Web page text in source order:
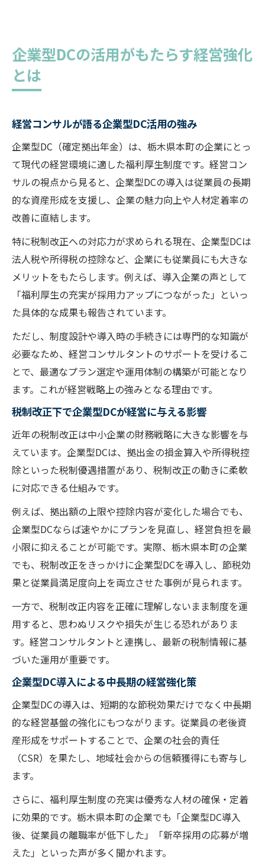
企業型DCの活用がもたらす経営強化
とは
経営コンサルが語る企業型DC活用の強み
企業型DC（確定拠出年金）は、栃木県本町の企業にとっ
て現代の経営環境に適した福利厚生制度です。経営コン
サルの視点から見ると、企業型DCの導入は従業員の長期
的な資産形成を支援し、企業の魅力向上や人材定着率の
改善に直結します。
特に税制改正への対応力が求められる現在、企業型DCは
法人税や所得税の控除など、企業にも従業員にも大きな
メリットをもたらします。例えば、導入企業の声として
「福利厚生の充実が採用力アップにつながった」といっ
た具体的な成果も報告されています。
ただし、制度設計や導入時の手続きには専門的な知識が
必要なため、経営コンサルタントのサポートを受けるこ
とで、最適なプラン選定や運用体制の構築が可能となり
ます。これが経営戦略上の強みとなる理由です。
税制改正下で企業型DCが経営に与える影響
近年の税制改正は中小企業の財務戦略に大きな影響を与
えています。企業型DCは、拠出金の損金算入や所得税控
除といった税制優遇措置があり、税制改正の動きに柔軟
に対応できる仕組みです。
例えば、拠出額の上限や控除内容が変化した場合でも、
企業型DCならば速やかにプランを見直し、経営負担を最
小限に抑えることが可能です。実際、栃木県本町の企業
でも、税制改正をきっかけに企業型DCを導入し、節税効
果と従業員満足度向上を両立させた事例が見られます。
一方で、税制改正内容を正確に理解しないまま制度を運
用すると、思わぬリスクや損失が生じる恐れがありま
す。経営コンサルタントと連携し、最新の税制情報に基
づいた運用が重要です。
企業型DC導入による中長期の経営強化策
企業型DCの導入は、短期的な節税効果だけでなく中長期
的な経営基盤の強化にもつながります。従業員の老後資
産形成をサポートすることで、企業の社会的責任
（CSR）を果たし、地域社会からの信頼獲得にも寄与し
ます。
さらに、福利厚生制度の充実は優秀な人材の確保・定着
に効果的です。栃木県本町の企業でも「企業型DC導入
後、従業員の離職率が低下した」「新卒採用の応募が増
えた」といった声が多く聞かれます。